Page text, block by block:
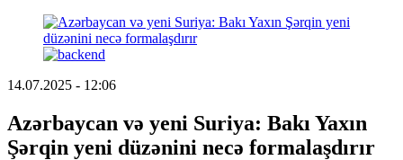
14.07.2025 - 12:06
Azərbaycan və yeni Suriya: Bakı Yaxın
Şərqin yeni düzənini necə formalaşdırır